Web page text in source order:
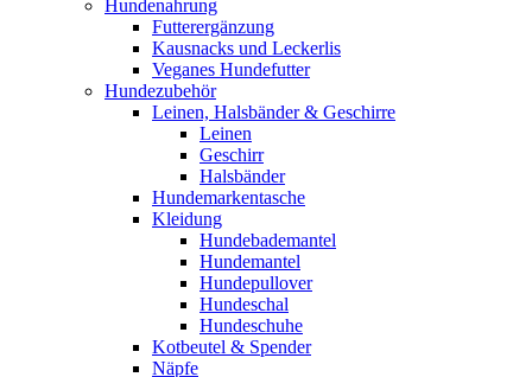
Hundenahrung
Futterergänzung
Kausnacks und Leckerlis
Veganes Hundefutter
Hundezubehör
Leinen, Halsbänder & Geschirre
Leinen
Geschirr
Halsbänder
Hundemarkentasche
Kleidung
Hundebademantel
Hundemantel
Hundepullover
Hundeschal
Hundeschuhe
Kotbeutel & Spender
Näpfe